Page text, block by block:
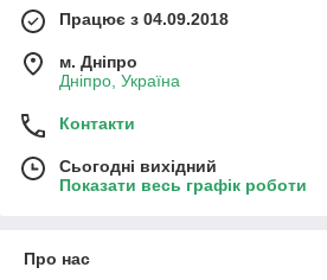
Працює з 04.09.2018
м. Дніпро
Дніпро, Україна
Контакти
Сьогодні вихідний
Показати весь графік роботи
Про нас